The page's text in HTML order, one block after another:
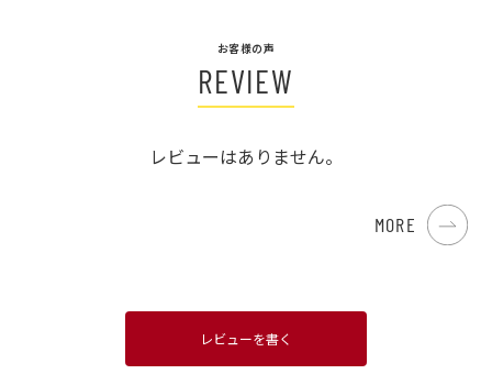
お客様の声
REVIEW
レビューはありません。
MORE
レビューを書く